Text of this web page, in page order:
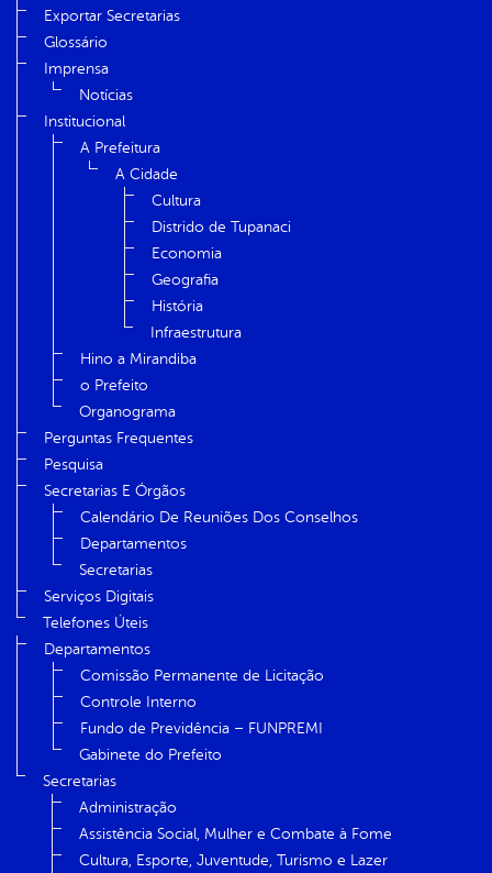
Exportar Secretarias
Glossário
Imprensa
Notícias
Institucional
A Prefeitura
A Cidade
Cultura
Distrido de Tupanaci
Economia
Geografia
História
Infraestrutura
Hino a Mirandiba
o Prefeito
Organograma
Perguntas Frequentes
Pesquisa
Secretarias E Órgãos
Calendário De Reuniões Dos Conselhos
Departamentos
Secretarias
Serviços Digitais
Telefones Úteis
Departamentos
Comissão Permanente de Licitação
Controle Interno
Fundo de Previdência – FUNPREMI
Gabinete do Prefeito
Secretarias
Administração
Assistência Social, Mulher e Combate à Fome
Cultura, Esporte, Juventude, Turismo e Lazer